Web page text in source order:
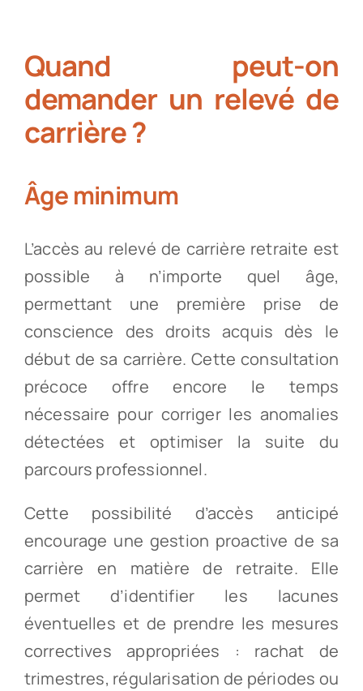
Quand peut-on
demander un relevé de
carrière ?
Âge minimum
L’accès au relevé de carrière retraite est
possible à n’importe quel âge,
permettant une première prise de
conscience des droits acquis dès le
début de sa carrière. Cette consultation
précoce offre encore le temps
nécessaire pour corriger les anomalies
détectées et optimiser la suite du
parcours professionnel.
Cette possibilité d’accès anticipé
encourage une gestion proactive de sa
carrière en matière de retraite. Elle
permet d’identifier les lacunes
éventuelles et de prendre les mesures
correctives appropriées : rachat de
trimestres, régularisation de périodes ou